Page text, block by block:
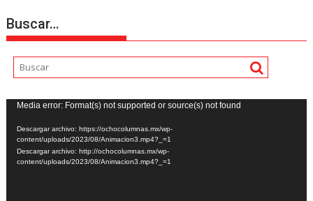
Buscar…
Reproductor
de
vídeo
Media error: Format(s) not supported or source(s) not found
Descargar archivo: https://ochocolumnas.mx/wp-
content/uploads/2023/08/Animacion3.mp4?_=1
Descargar archivo: http://ochocolumnas.mx/wp-
content/uploads/2023/08/Animacion3.mp4?_=1